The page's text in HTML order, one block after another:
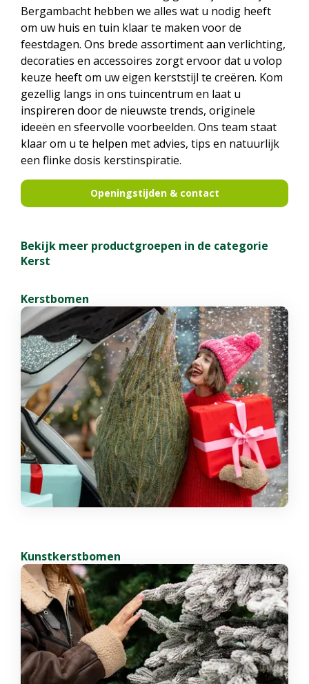
Bergambacht hebben we alles wat u nodig heeft
om uw huis en tuin klaar te maken voor de
feestdagen. Ons brede assortiment aan verlichting,
decoraties en accessoires zorgt ervoor dat u volop
keuze heeft om uw eigen kerststijl te creëren. Kom
gezellig langs in ons tuincentrum en laat u
inspireren door de nieuwste trends, originele
ideeën en sfeervolle voorbeelden. Ons team staat
klaar om u te helpen met advies, tips en natuurlijk
een flinke dosis kerstinspiratie.
Openingstijden & contact
Bekijk meer productgroepen in de categorie
Kerst
Kerstbomen
Kunstkerstbomen